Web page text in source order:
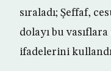
sıraladı; Şeffaf,
dolayı bu
ifadelerini